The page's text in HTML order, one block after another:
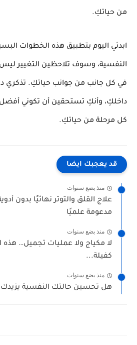
من حياتكِ.
ابدئي اليوم بتطبيق هذه الخطوات
النفسية، وسوف تلاحظين التغيير
في كل جانب من جوانب حياتكِ. تذكري
داخلكِ، وأنكِ تستحقين أن تكوني
كل مرحلة من حياتكِ.
قد يعجبك ايضا
منذ بضع سنوات
علاج القلق والتوتر نهائيًا بدون
مدعومة علميًا
منذ بضع سنوات
لا مكياج ولا عمليات تجميل… هذه
كفيلة...
منذ بضع سنوات
هل تحسين حالتك النفسية يزيدك